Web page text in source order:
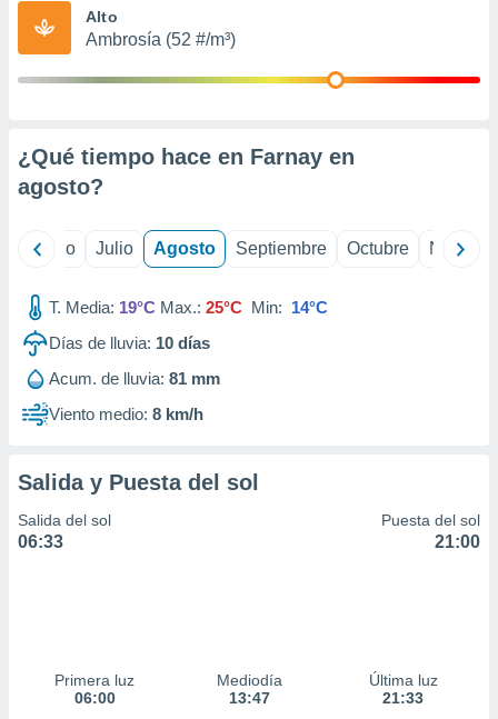
publicidad
1199
Alto
Ambrosía (52 #/m³)
¿Qué tiempo hace en Farnay en
agosto?
Junio Julio Agosto Septiembre Octubre
T. Media: 19°C Max.: 25°C Min: 14°C
Días de lluvia: 10 días
Acum. de lluvia: 81 mm
Viento medio: 8 km/h
Salida y Puesta del sol
Salida del sol
06:33
Puesta del sol
21:00
Primera luz
06:00
Mediodía
13:47
Última luz
21:33